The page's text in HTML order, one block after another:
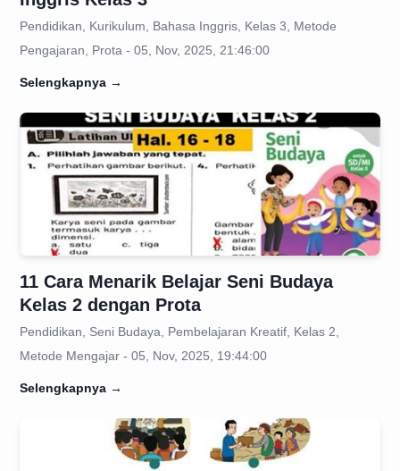
Pendidikan, Kurikulum, Bahasa Inggris, Kelas 3, Metode
Pengajaran, Prota - 05, Nov, 2025, 21:46:00
Selengkapnya →
11 Cara Menarik Belajar Seni Budaya
Kelas 2 dengan Prota
Pendidikan, Seni Budaya, Pembelajaran Kreatif, Kelas 2,
Metode Mengajar - 05, Nov, 2025, 19:44:00
Selengkapnya →